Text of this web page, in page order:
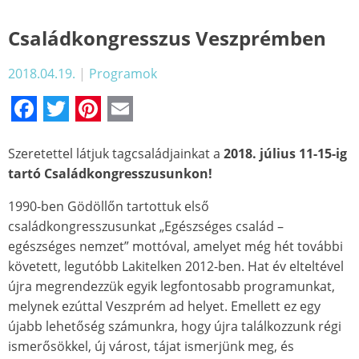
Családkongresszus Veszprémben
2018.04.19. | Programok
Facebook
TwitterPinterest
Szeretettel látjuk tagcsaládjainkat a 2018. július 11-15-ig
tartó Családkongresszusunkon!
1990-ben Gödöllőn tartottuk első
családkongresszusunkat „Egészséges család –
egészséges nemzet” mottóval, amelyet még hét további
követett, legutóbb Lakitelken 2012-ben. Hat év elteltével
újra megrendezzük egyik legfontosabb programunkat,
melynek ezúttal Veszprém ad helyet. Emellett ez egy
újabb lehetőség számunkra, hogy újra találkozzunk régi
ismerősökkel, új várost, tájat ismerjünk meg, és